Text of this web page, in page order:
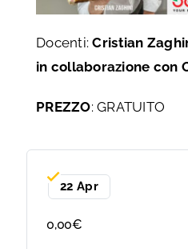
Docenti:Cristian
in collaborazione con
PREZZO: GRATUITO
22 Apr
0,00€